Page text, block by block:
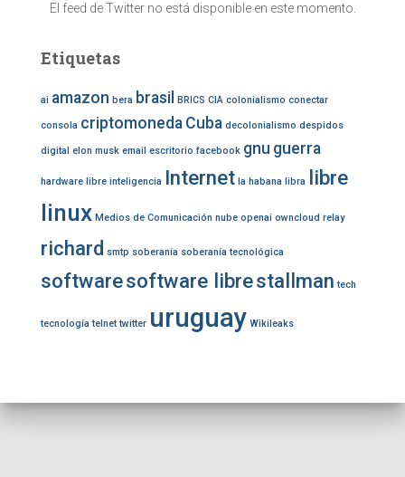
El feed de Twitter no está disponible en este momento.
Etiquetas
ai amazon bera brasil BRICS CIA colonialismo conectar
consola criptomoneda Cuba decolonialismo despidos
digital elon musk email escritorio facebook gnu guerra
hardware libre inteligencia Internet la habana libra libre
linux Medios de Comunicación nube openai owncloud relay
richard smtp soberanía soberanía tecnológica
softwaresoftware librestallman tech
tecnología telnet twitter uruguay Wikileaks